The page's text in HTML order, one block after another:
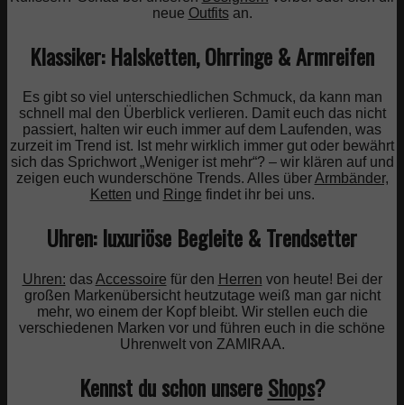
neue Outfitsan.
Klassiker: Halsketten, Ohrringe & Armreifen
Es gibt so viel unterschiedlichen Schmuck, da kann man
schnell mal den Überblick verlieren. Damit euch das nicht
passiert, halten wir euch immer auf dem Laufenden, was
zurzeit im Trend ist. Ist mehr wirklich immer gut oder bewährt
sich das Sprichwort „Weniger ist mehr“? – wir klären auf und
zeigen euch wunderschöne Trends. Alles überArmbänder,
Ketten und Ringe findet ihr bei uns.
Uhren: luxuriöse Begleite & Trendsetter
Uhren: dasAccessoire für den Herren von heute! Bei der
großen Markenübersicht heutzutage weiß man gar nicht
mehr, wo einem der Kopf bleibt. Wir stellen euch die
verschiedenen Marken vor und führen euch in die schöne
Uhrenwelt von ZAMIRAA.
Kennst du schon unsereShops?